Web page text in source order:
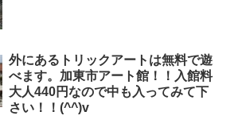
外にあるトリックアートは無料で遊
べます。加東市アート館！！入館料
大人440円なので中も入ってみて下
さい！！(^^)v